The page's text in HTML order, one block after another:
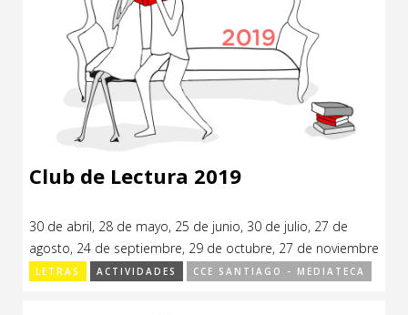
Club de Lectura 2019
30 de abril, 28 de mayo, 25 de junio, 30 de julio, 27 de
agosto, 24 de septiembre, 29 de octubre, 27 de noviembre
de 2019.
LETRAS ACTIVIDADES CCE SANTIAGO - MEDIATECA